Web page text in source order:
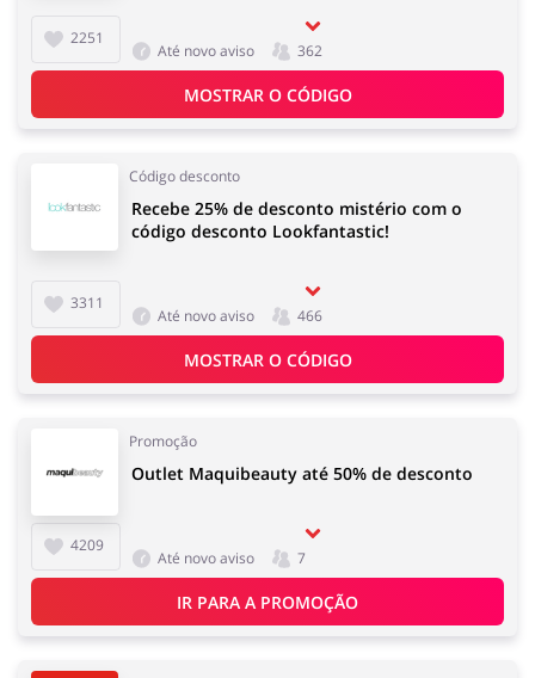
2251
Até novo aviso 362
MOSTRAR O CÓDIGO
Código desconto
3311
Recebe 25% de desconto mistério com o
código desconto Lookfantastic!
Até novo aviso 466
MOSTRAR O CÓDIGO
Promoção
4209
Outlet Maquibeauty até 50% de desconto
Até novo aviso 7
IR PARA A PROMOÇÃO